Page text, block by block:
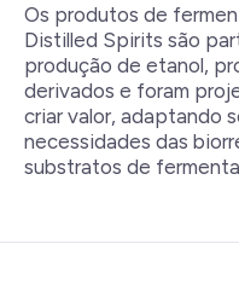
Os produtos de
Distilled Spirits são
produção de etanol,
derivados e foram
criar valor, adaptando
necessidades das
substratos de